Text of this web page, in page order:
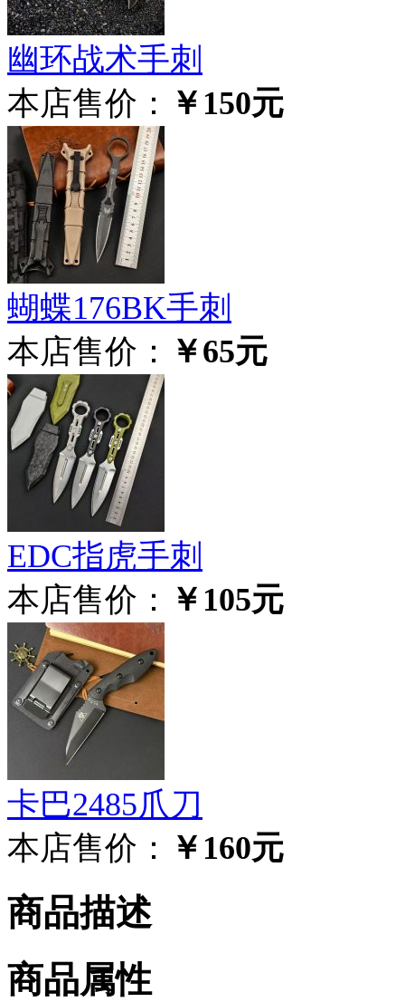
幽环战术手刺
本店售价： ￥150元
蝴蝶176BK手刺
本店售价： ￥65元
EDC指虎手刺
本店售价： ￥105元
卡巴2485爪刀
本店售价： ￥160元
商品描述
商品属性